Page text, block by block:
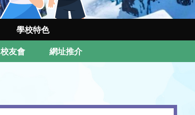
學校特色
校友會 網址推介